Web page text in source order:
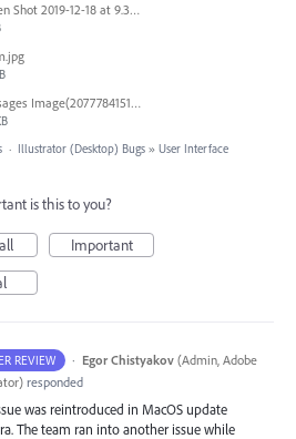
Screen Shot 2019-12-18 at 9.32.39 AM.png
Messages Image(2077784151).png
· Illustrator (Desktop) Bugs » User Interface
is this to you?
Important
REVIEW · Egor Chistyakov (Admin, Adobe
) responded
was reintroduced in MacOS update
The team ran into another issue while